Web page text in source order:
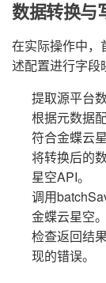
数据转换与
在实际操作中，
述配置进行字段
提取源平台
根据元数据
符合金蝶云
将转换后的
星空API。
调用
金蝶云星空。
检查返回结
现的错误。